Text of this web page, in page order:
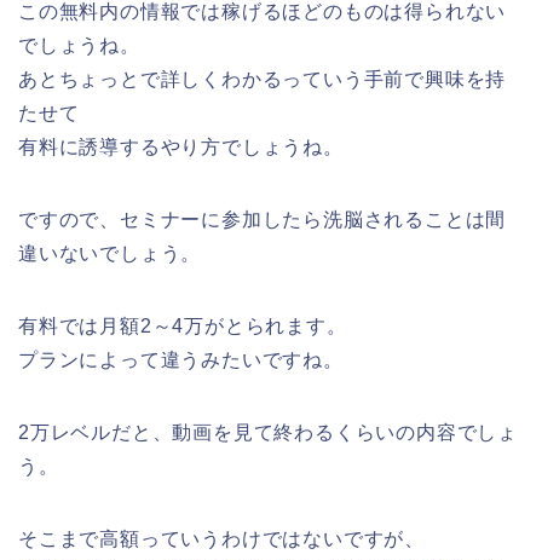
この無料内の情報では稼げるほどのものは得られない
でしょうね。
あとちょっとで詳しくわかるっていう手前で興味を持
たせて
有料に誘導するやり方でしょうね。
ですので、セミナーに参加したら洗脳されることは間
違いないでしょう。
有料では月額2～4万がとられます。
プランによって違うみたいですね。
2万レベルだと、動画を見て終わるくらいの内容でしょ
う。
そこまで高額っていうわけではないですが、